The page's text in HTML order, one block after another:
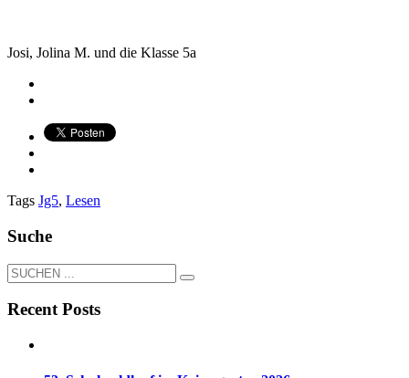
Josi, Jolina M. und die Klasse 5a
Tags Jg5, Lesen
Suche
Recent Posts